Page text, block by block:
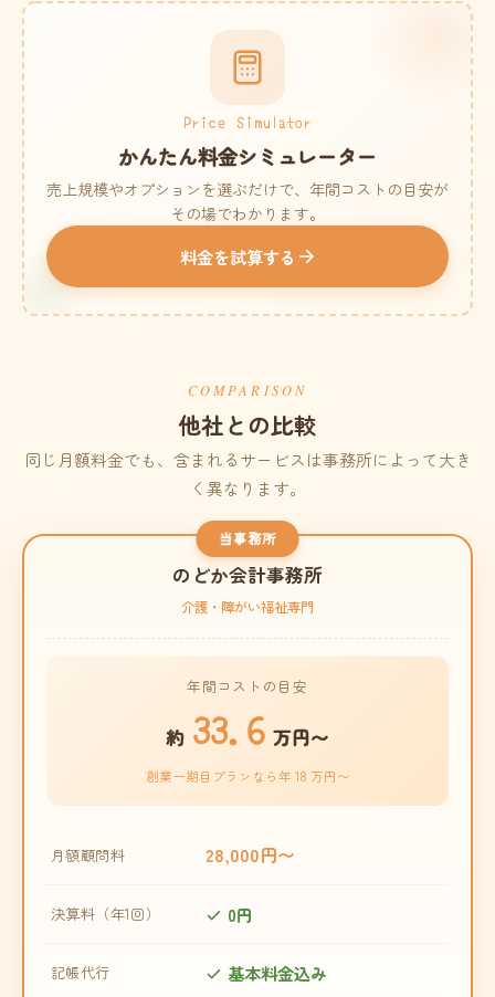
Price Simulator
かんたん料金シミュレーター
売上規模やオプションを選ぶだけで、年間コストの目安が
その場でわかります。
料金を試算する
COMPARISON
他社との比較
同じ月額料金でも、含まれるサービスは事務所によって大き
く異なります。
当事務所
のどか会計事務所
介護・障がい福祉専門
年間コストの目安
約 33.6 万円〜
創業一期目プランなら年 18 万円〜
月額顧問料 28,000円〜
決算料（年1回） 0円
記帳代行 基本料金込み